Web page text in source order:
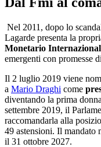
Nel 2011, dopo lo
Lagarde presenta la
Monetario
emergenti con promesse
Il 2 luglio 2019 viene
a Mario Draghi come
diventando la prima
settembre 2019, il
raccomandarla alla
49 astensioni. Il mandato
il 31 ottobre 2027.